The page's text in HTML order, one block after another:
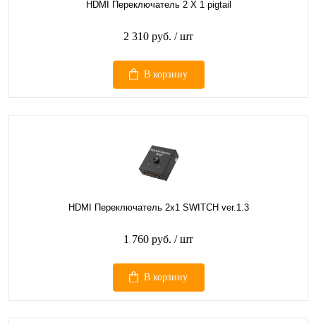
HDMI Переключатель 2 Х 1 pigtail
2 310 руб. / шт
В корзину
HDMI Переключатель 2х1 SWITCH ver.1.3
1 760 руб. / шт
В корзину